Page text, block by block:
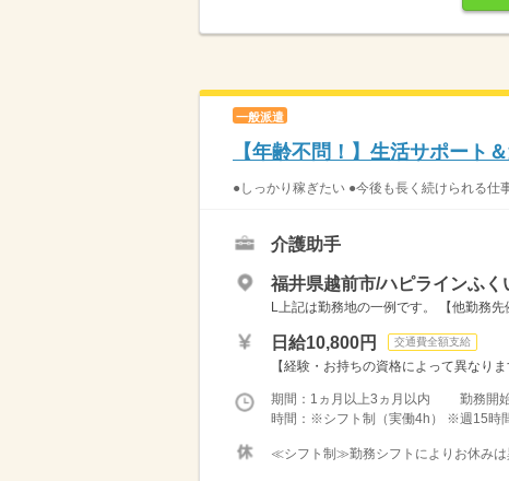
一般派遣
【年齢不問！】生活サポート
●しっかり稼ぎたい ●今後も長く続けられる仕
介護助手
福井県越前市/ハピラインふく
L上記は勤務地の一例です。 【他勤務
日給10,800円 交通費全額支給
【経験・お持ちの資格によって異なり
期間：1ヵ月以上3ヵ月以内 勤務開始
時間：※シフト制（実働4h） ※週15時
≪シフト制≫勤務シフトによりお休みは